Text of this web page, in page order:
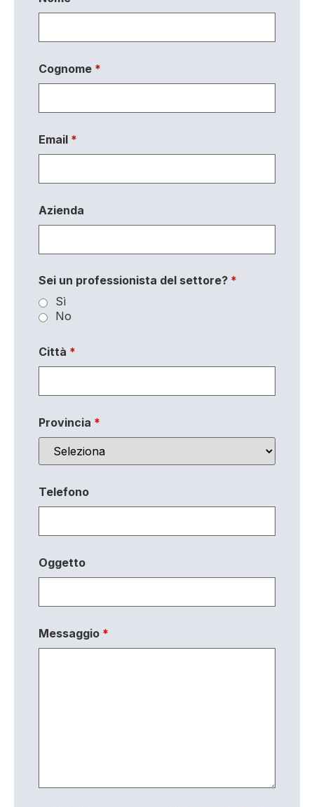
Cognome *
Email *
Azienda
Sei un professionista del settore? *
Sì
No
Città *
Provincia *
Telefono
Oggetto
Messaggio *